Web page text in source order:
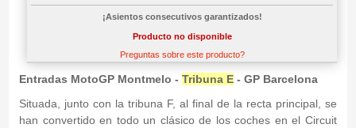
¡Asientos consecutivos garantizados!
Producto no disponible
Preguntas sobre este producto?
Entradas MotoGP Montmelo - Tribuna E- GP Barcelona
Situada, junto con la tribuna F, al final de la recta principal, se
han convertido en todo un clásico de los coches en el Circuit